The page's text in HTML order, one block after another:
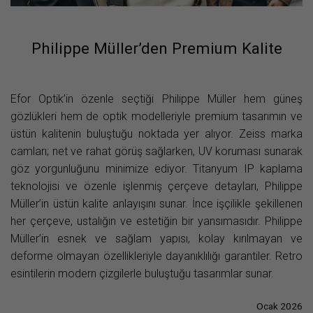
Philippe Müller’den Premium Kalite
Efor Optik’in özenle seçtiği Philippe Müller hem güneş
gözlükleri hem de optik modelleriyle premium tasarımın ve
üstün kalitenin buluştuğu noktada yer alıyor. Zeiss marka
camları; net ve rahat görüş sağlarken, UV koruması sunarak
göz yorgunluğunu minimize ediyor. Titanyum IP kaplama
teknolojisi ve özenle işlenmiş çerçeve detayları, Philippe
Müller’in üstün kalite anlayışını sunar. İnce işçilikle şekillenen
her çerçeve, ustalığın ve estetiğin bir yansımasıdır. Philippe
Müller’in esnek ve sağlam yapısı, kolay kırılmayan ve
deforme olmayan özellikleriyle dayanıklılığı garantiler. Retro
esintilerin modern çizgilerle buluştuğu tasarımlar sunar.
Ocak 2026